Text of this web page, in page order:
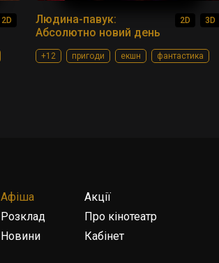
2D
Людина-павук:
Абсолютно новий день
2D 3D
+12 пригоди екшн фантастика
Афіша
Розклад
Новини
Акції
Про кінотеатр
Кабінет